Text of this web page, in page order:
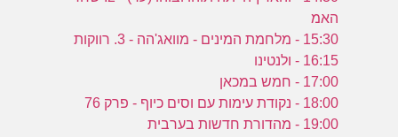
האמ
15:30 - מלחמת המינים - מוואג'הה - 3. רווקות
16:15 - ולנטינו
17:00 - חמש במכאן
18:00 - נקודת עימות עם וסים כיוף - פרק 76
19:00 - מהדורת חדשות בערבית